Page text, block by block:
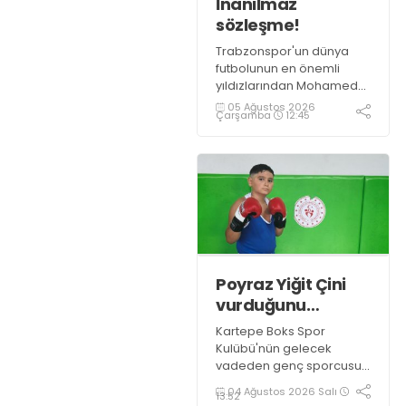
sözleşme!
Trabzonspor'un dünya
futbolunun en önemli
yıldızlarından Mohamed
Salah ile anlaşmaya
vardı.
05 Ağustos 2026
Çarşamba 12:45
Poyraz Yiğit Çini
vurduğunu
indiriyor!
Kartepe Boks Spor
Kulübü'nün gelecek
vadeden genç sporcusu
Poyraz Yiğit Çini, 2027
Türkiye Boks Şampiyonası
04 Ağustos 2026 Salı
13:52